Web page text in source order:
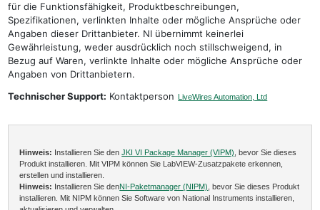
für die Funktionsfähigkeit, Produktbeschreibungen,
Spezifikationen, verlinkten Inhalte oder mögliche Ansprüche oder
Angaben dieser Drittanbieter. NI übernimmt keinerlei
Gewährleistung, weder ausdrücklich noch stillschweigend, in
Bezug auf Waren, verlinkte Inhalte oder mögliche Ansprüche oder
Angaben von Drittanbietern.
Technischer Support: Kontaktperson LiveWires Automation, Ltd
Hinweis: Installieren Sie denJKI VI Package Manager (VIPM) , bevor Sie dieses
Produkt installieren. Mit VIPM können Sie LabVIEW-Zusatzpakete erkennen,
erstellen und installieren.
Hinweis: Installieren Sie denNI-Paketmanager (NIPM) , bevor Sie dieses Produkt
installieren. Mit NIPM können Sie Software von National Instruments installieren,